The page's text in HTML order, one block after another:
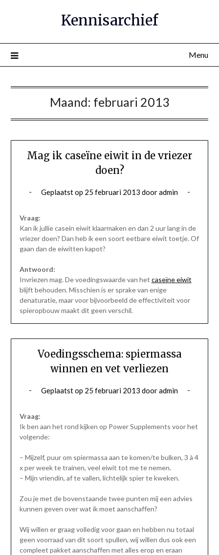
inhoud
Kennisarchief
Menu
Maand: februari 2013
Mag ik caseïne eiwit in de vriezer
doen?
Geplaatst op 25 februari 2013 dooradmin
Vraag:
Kan ik jullie casein eiwit klaarmaken en dan 2 uur lang in de
vriezer doen? Dan heb ik een soort eetbare eiwit toetje. Of
gaan dan de eiwitten kapot?
Antwoord:
Invriezen mag. De voedingswaarde van het caseïne eiwit
blijft behouden. Misschien is er sprake van enige
denaturatie, maar voor bijvoorbeeld de effectiviteit voor
spieropbouw maakt dit geen verschil.
Voedingsschema: spiermassa
winnen en vet verliezen
Geplaatst op 25 februari 2013 dooradmin
Vraag:
Ik ben aan het rond kijken op Power Supplements voor het
volgende:
– Mijzelf, puur om spiermassa aan te komen/te bulken, 3 à 4
x per week te trainen, veel eiwit tot me te nemen.
– Mijn vriendin, af te vallen, lichtelijk spier te kweken.
Zou je met de bovenstaande twee punten mij een advies
kunnen geven over wat ik moet aanschaffen?
Wij willen er graag volledig voor gaan en hebben nu totaal
geen voorraad van dit soort spullen, wij willen dus ook een
compleet pakket aanschaffen met alles erop en eraan